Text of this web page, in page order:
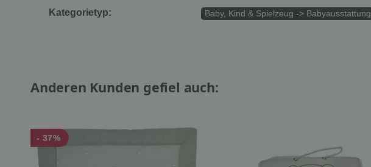
Kategorietyp: Baby, Kind & Spielzeug -> Babyausstattung
Anderen Kunden gefiel auch:
- 37%